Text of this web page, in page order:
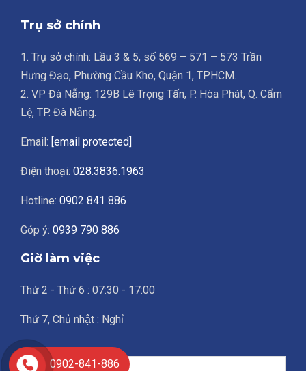
Trụ sở chính
1. Trụ sở chính: Lầu 3 & 5, số 569 – 571 – 573 Trần
Hưng Đạo, Phường Cầu Kho, Quận 1, TPHCM.
2. VP Đà Nẵng: 129B Lê Trọng Tấn, P. Hòa Phát, Q. Cẩm
Lệ, TP. Đà Nẵng.
Email: [email protected]
Điện thoại: 028.3836.1963
Hotline: 0902 841 886
Góp ý: 0939 790 886
Giờ làm việc
Thứ 2 - Thứ 6 : 07:30 - 17:00
Thứ 7, Chủ nhật : Nghỉ
0902-841-886